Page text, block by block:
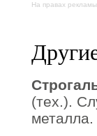
На правах
(тех.).
металла.